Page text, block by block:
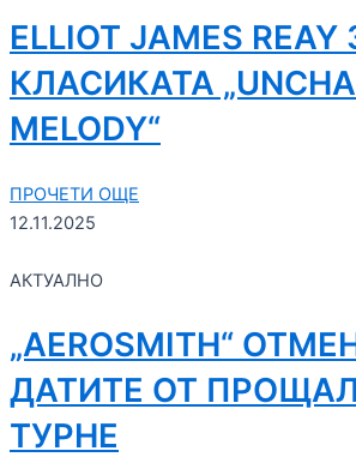
ELLIOT JAMES
КЛАСИКАТА
MELODY“
ПРОЧЕТИ ОЩЕ
12.11.2025
АКТУАЛНО
„AEROSMITH“
ДАТИТЕ ОТ
ТУРНЕ